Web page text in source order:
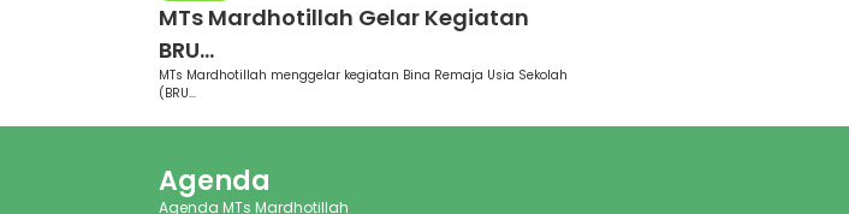
MTs Mardhotillah Gelar Kegiatan
BRU...
MTs Mardhotillah menggelar kegiatan Bina Remaja Usia Sekolah
(BRU...
Agenda
Agenda MTs Mardhotillah